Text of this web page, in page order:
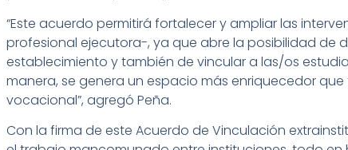
“Este acuerdo permitirá fortalecer y ampliar las
profesional ejecutora-, ya que abre la posibilidad de
establecimiento y también de vincular a las/os
manera, se genera un espacio más enriquecedor
vocacional”, agregó Peña.
Con la firma de este Acuerdo de Vinculación